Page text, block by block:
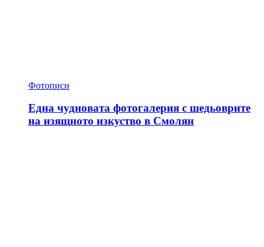
Фотописи
Една чудновата фотогалерия с шедьоврите
на изящното изкуство в Смолян